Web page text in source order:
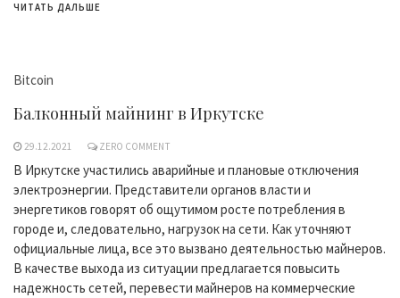
ЧИТАТЬ ДАЛЬШЕ
Bitcoin
Балконный майнинг в Иркутске
29.12.2021 ZERO COMMENT
В Иркутске участились аварийные и плановые отключения
электроэнергии. Представители органов власти и
энергетиков говорят об ощутимом росте потребления в
городе и, следовательно, нагрузок на сети. Как уточняют
официальные лица, все это вызвано деятельностью майнеров.
В качестве выхода из ситуации предлагается повысить
надежность сетей, перевести майнеров на коммерческие